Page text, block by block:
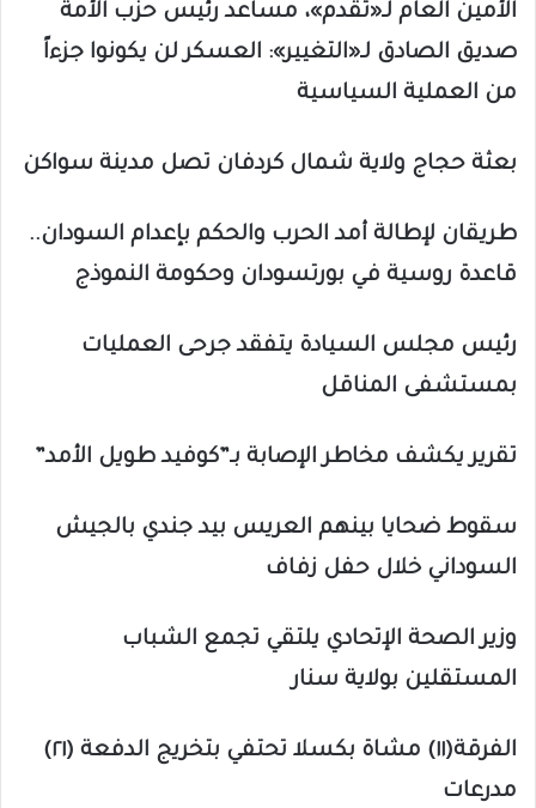
الأمين العام لـ«تقدم»، مساعد رئيس حزب الأمة
صديق الصادق لـ«التغيير»: العسكر لن يكونوا جزءاً
من العملية السياسية
بعثة حجاج ولاية شمال كردفان تصل مدينة سواكن
طريقان لإطالة أمد الحرب والحكم بإعدام السودان..
قاعدة روسية في بورتسودان وحكومة النموذج
رئيس مجلس السيادة يتفقد جرحى العمليات
بمستشفى المناقل
تقرير يكشف مخاطر الإصابة بـ”كوفيد طويل الأمد”
سقوط ضحايا بينهم العريس بيد جندي بالجيش
السوداني خلال حفل زفاف
وزير الصحة الإتحادي يلتقي تجمع الشباب
المستقلين بولاية سنار
الفرقة(١١) مشاة بكسلا تحتفي بتخريج الدفعة (٢١)
مدرعات